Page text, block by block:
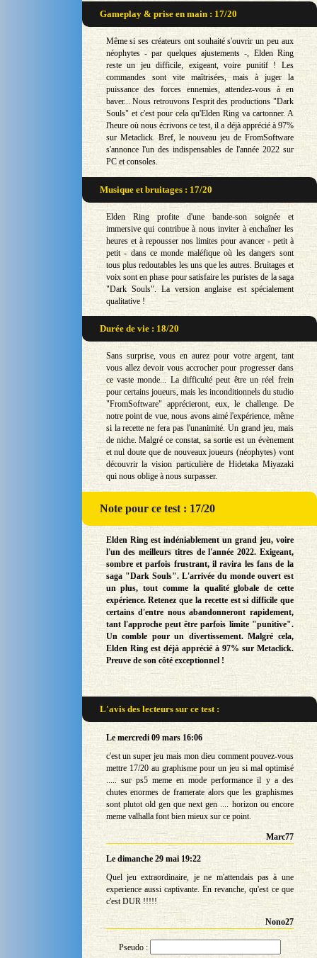
Gameplay & prise en main : 17/20
Même si ses créateurs ont souhaité s'ouvrir un peu aux
néophytes - par quelques ajustements -, Elden Ring
reste un jeu difficile, exigeant, voire punitif ! Les
commandes sont vite maîtrisées, mais à juger la
puissance des forces ennemies, attendez-vous à en
baver... Nous retrouvons l'esprit des productions "Dark
Souls" et c'est pour cela qu'Elden Ring va cartonner. A
l'heure où nous écrivons ce test, il a déjà apprécié à 97%
sur Metaclick. Bref, le nouveau jeu de FromSoftware
s'annonce l'un des indispensables de l'année 2022 sur
PC et consoles.
Musique et bruitages : 17/20
Elden Ring profite d'une bande-son soignée et
immersive qui contribue à nous inviter à enchaîner les
heures et à repousser nos limites pour avancer - petit à
petit - dans ce monde maléfique où les dangers sont
tous plus redoutables les uns que les autres. Bruitages et
voix sont en phase pour satisfaire les puristes de la saga
"Dark Souls". La version anglaise est spécialement
qualitative !
Durée de vie : 18/20
Sans surprise, vous en aurez pour votre argent, tant
vous allez devoir vous accrocher pour progresser dans
ce vaste monde... La difficulté peut être un réel frein
pour certains joueurs, mais les inconditionnels du studio
"FromSoftware" apprécieront, eux, le challenge. De
notre point de vue, nous avons aimé l'expérience, même
si la recette ne fera pas l'unanimité. Un grand jeu, mais
de niche. Malgré ce constat, sa sortie est un évènement
et nul doute que de nouveaux joueurs (néophytes) vont
découvrir la vision particulière de Hidetaka Miyazaki
qui nous oblige à nous surpasser.
Notepour ce test : 17/20
Elden Ring est indéniablement un grand jeu, voire
l'un des meilleurs titres de l'année 2022. Exigeant,
sombre et parfois frustrant, il ravira les fans de la
saga "Dark Souls". L'arrivée du monde ouvert est
un plus, tout comme la qualité globale de cette
expérience. Retenez que la recette est si difficile que
certains d'entre nous abandonneront rapidement,
tant l'approche peut être parfois limite "punitive".
Un comble pour un divertissement. Malgré cela,
Elden Ring est déjà apprécié à 97% sur Metaclick.
Preuve de son côté exceptionnel !
L'avis des lecteurs surce test :
Le mercredi 09 mars 16:06
c'est un super jeu mais mon dieu comment pouvez-vous
mettre 17/20 au graphisme pour un jeu si mal optimisé
..... sur ps5 meme en mode performance il y a des
chutes enormes de framerate alors que les graphismes
sont plutot old gen que next gen .... horizon ou encore
meme valhalla font bien mieux sur ce point.
Marc77
Le dimanche 29 mai 19:22
Quel jeu extraordinaire, je ne m'attendais pas à une
experience aussi captivante. En revanche, qu'est ce que
c'est DUR !!!!!
Nono27
Pseudo :